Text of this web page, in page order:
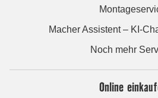
Macher Assistent – KI-
Noch mehr
Online